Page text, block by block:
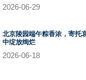
2026-06-29
北京陵园端午粽香浓，寄托
中绽放绚烂
2026-06-18